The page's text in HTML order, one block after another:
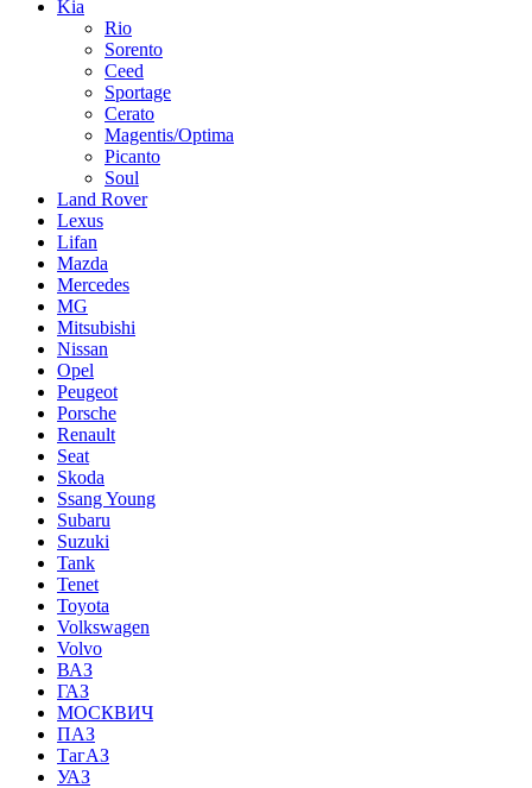
Kia
Rio
Sorento
Ceed
Sportage
Cerato
Magentis/Optima
Picanto
Soul
Land Rover
Lexus
Lifan
Mazda
Mercedes
MG
Mitsubishi
Nissan
Opel
Peugeot
Porsche
Renault
Seat
Skoda
Ssang Young
Subaru
Suzuki
Tank
Tenet
Toyota
Volkswagen
Volvo
ВАЗ
ГАЗ
МОСКВИЧ
ПАЗ
ТагАЗ
УАЗ